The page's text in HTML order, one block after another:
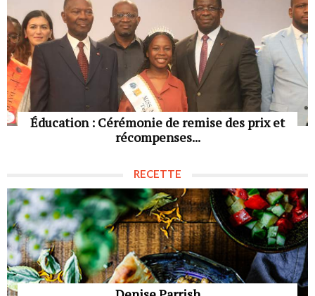
Éducation : Cérémonie de remise des prix et
récompenses...
RECETTE